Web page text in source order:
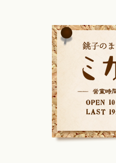
2018/10/29
2018/07/15
2017/11/02
2017/11/02
2017/10/26